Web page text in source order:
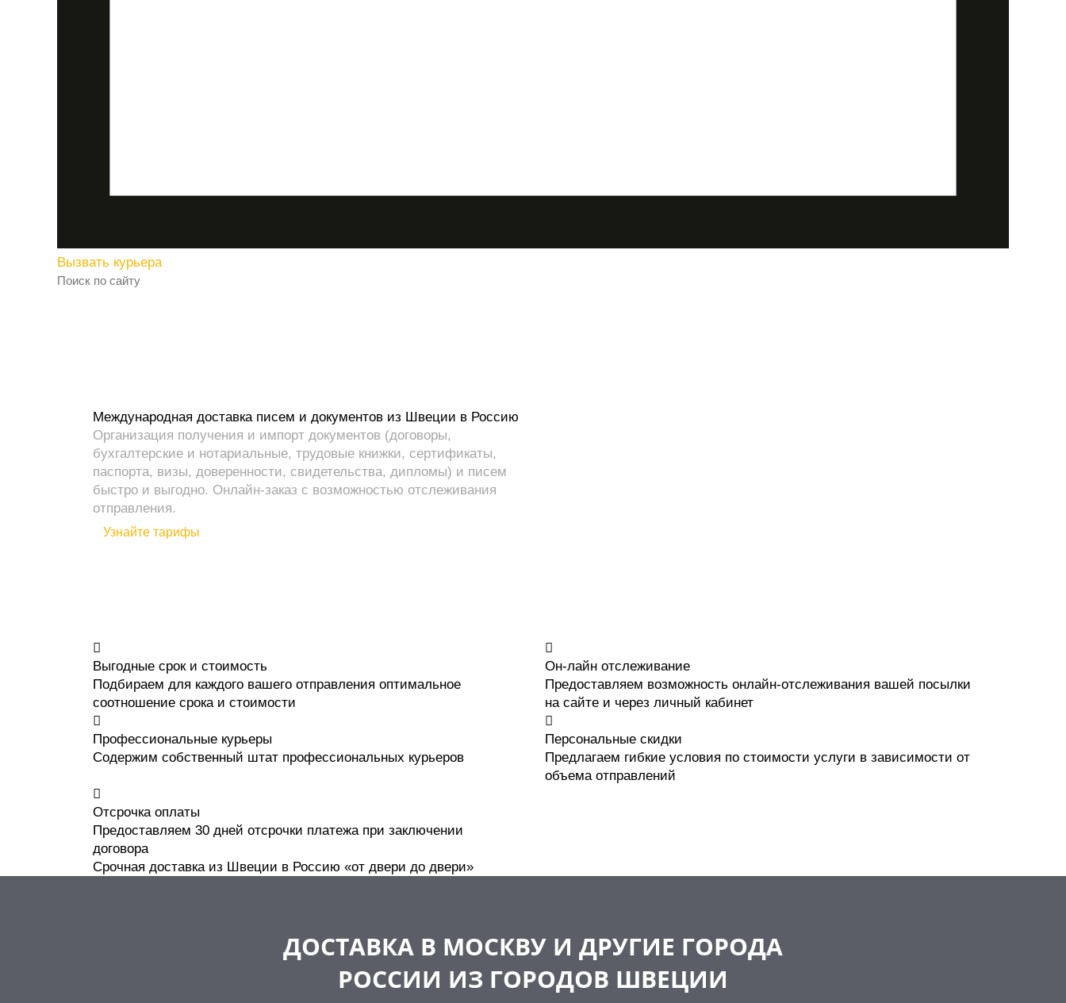
Вызвать курьера
Международная доставка писем и документов из Швеции в Россию
Организация получения и импорт документов (договоры,
бухгалтерские и нотариальные, трудовые книжки, сертификаты,
паспорта, визы, доверенности, свидетельства, дипломы) и писем
быстро и выгодно. Онлайн-заказ с возможностью отслеживания
отправления.
Узнайте тарифы
Выгодные срок и стоимость
Подбираем для каждого вашего отправления оптимальное
соотношение срока и стоимости
Он-лайн отслеживание
Предоставляем возможность онлайн-отслеживания вашей посылки
на сайте и через личный кабинет
Профессиональные курьеры
Содержим собственный штат профессиональных курьеров
Персональные скидки
Предлагаем гибкие условия по стоимости услуги в зависимости от
объема отправлений
Отсрочка оплаты
Предоставляем 30 дней отсрочки платежа при заключении
договора
Срочная доставка из Швеции в Россию «от двери до двери»
ДОСТАВКА В МОСКВУ И ДРУГИЕ ГОРОДА
РОССИИ ИЗ ГОРОДОВ ШВЕЦИИ